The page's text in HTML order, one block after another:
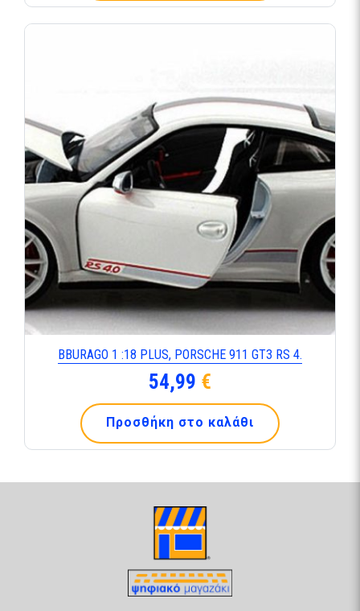
BBURAGO 1 :18 PLUS, PORSCHE 911 GT3 RS 4.
54,99 €
Προσθήκη στο καλάθι